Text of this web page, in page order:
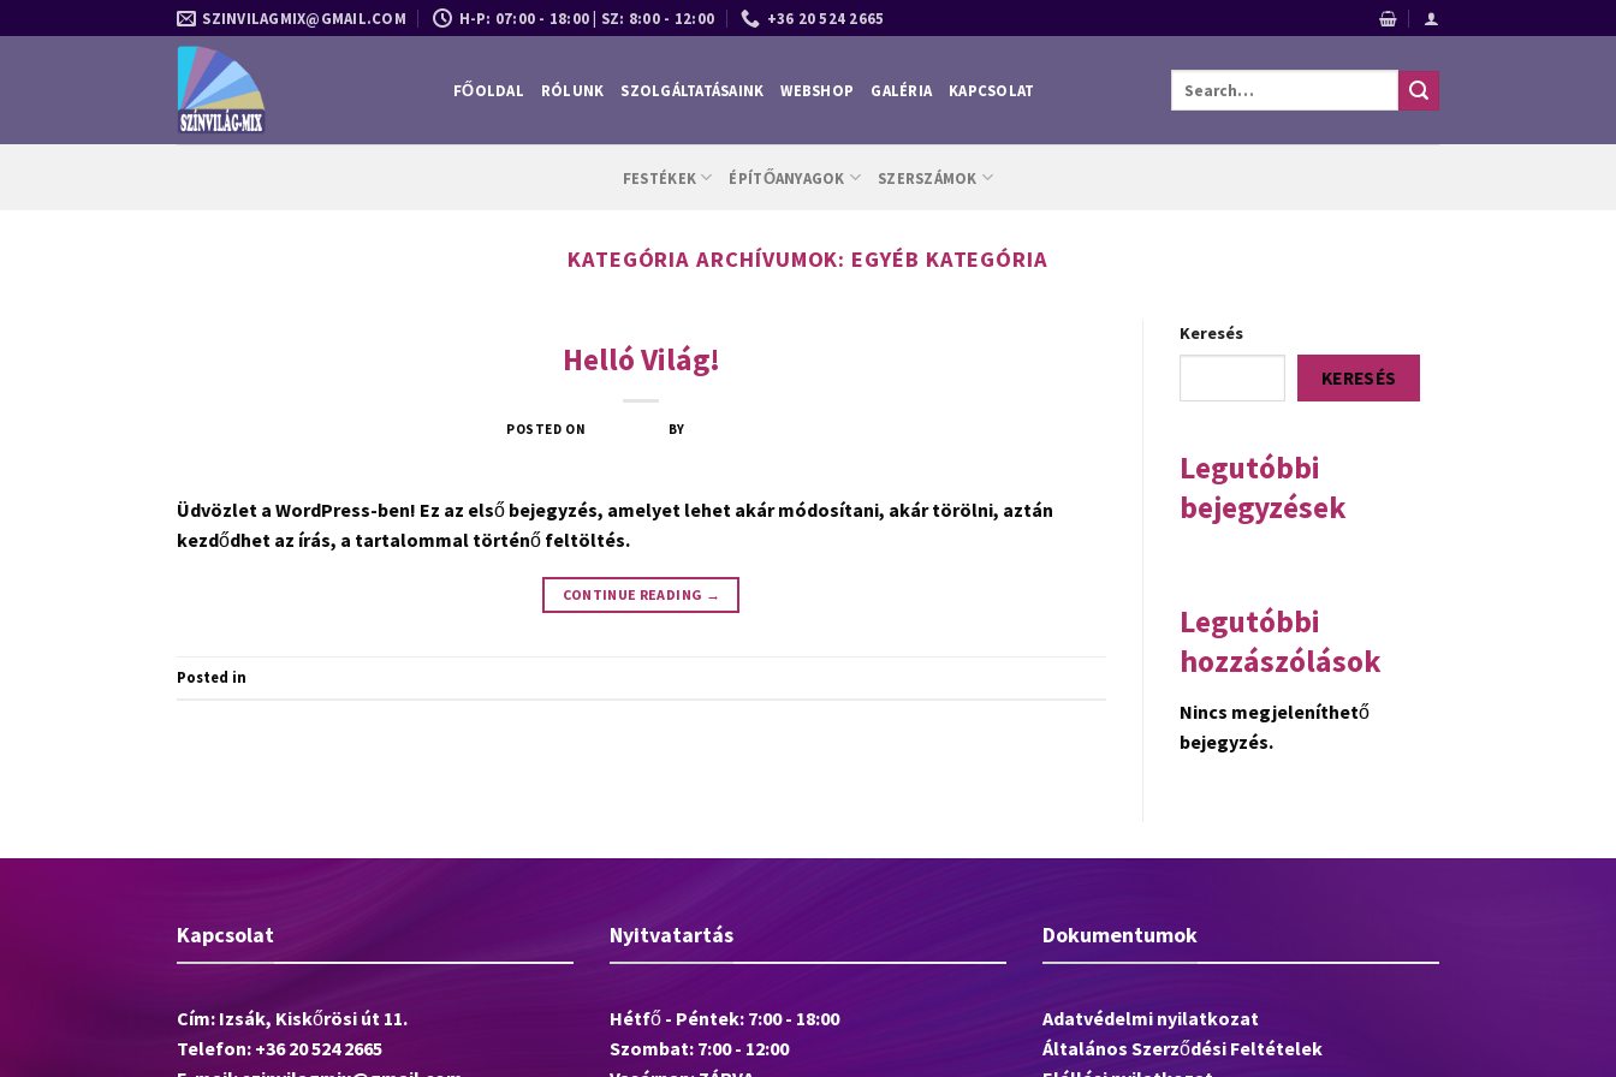
to
SZINVILAGMIX@GMAIL.COM H-P: 07:00 - 18:00 | SZ: 8:00 - 12:00 +36 20 524 2665
FŐOLDAL RÓLUNK SZOLGÁLTATÁSAINK WEBSHOP GALÉRIA KAPCSOLAT
FESTÉKEK ÉPÍTŐANYAGOK SZERSZÁMOK
KATEGÓRIA ARCHÍVUMOK: EGYÉB KATEGÓRIA
Helló Világ!
POSTED ON BY
Üdvözlet a WordPress-ben! Ez az első bejegyzés, amelyet lehet akár módosítani, akár törölni, aztán
kezdődhet az írás, a tartalommal történő feltöltés.
CONTINUE READING →
Posted in
Keresés
KERESÉS
Legutóbbi
bejegyzések
Legutóbbi
hozzászólások
Nincs megjeleníthető
bejegyzés.
Kapcsolat
Cím: Izsák, Kiskőrösi út 11.
Telefon: +36 20 524 2665
Nyitvatartás
Hétfő - Péntek: 7:00 - 18:00
Szombat: 7:00 - 12:00
Dokumentumok
Adatvédelmi nyilatkozat
Általános Szerződési Feltételek